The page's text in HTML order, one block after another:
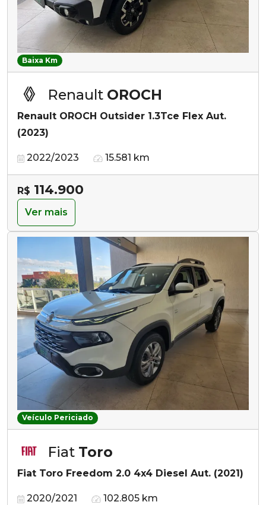
Baixa Km
Renault OROCH
Renault OROCH Outsider 1.3Tce Flex Aut.
(2023)
2022/2023 15.581 km
R$ 114.900
Ver mais
Veículo Periciado
Fiat Toro
Fiat Toro Freedom 2.0 4x4 Diesel Aut. (2021)
2020/2021 102.805 km